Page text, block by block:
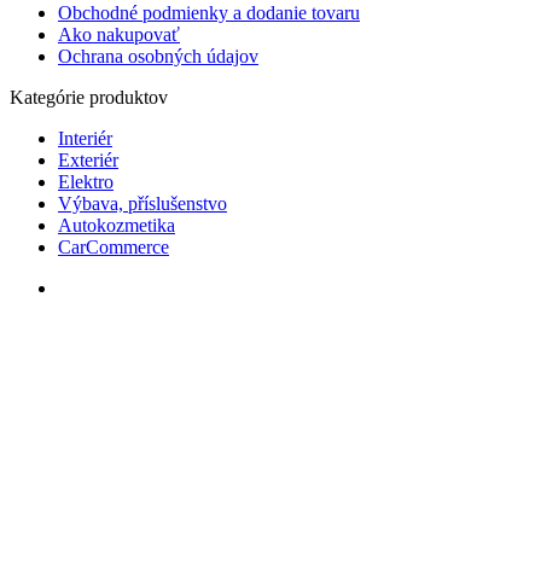
Obchodné podmienky a dodanie tovaru
Ako nakupovať
Ochrana osobných údajov
Kategórie produktov
Interiér
Exteriér
Elektro
Výbava, příslušenstvo
Autokozmetika
CarCommerce